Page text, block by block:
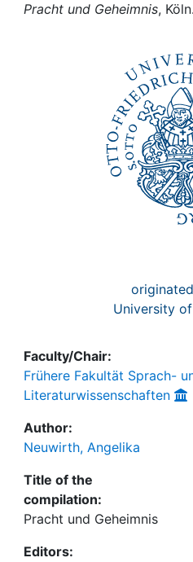
Pracht und Geheimnis, Köln.
University
Faculty/Chair:
Frühere Fakultät Sprach-
Literaturwissenschaften
Author:
Neuwirth, Angelika
Title of the
compilation:
Pracht und Geheimnis
Editors: